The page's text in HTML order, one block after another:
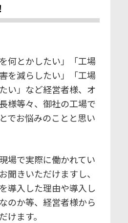
何とかしたい」「工場
を減らしたい」「工場
い」など経営者様、オ
様等々、御社の工場で
でお悩みのことと思い
場で実際に働かれてい
聞きいただけますし、
導入した理由や導入し
のか等、経営者様から
けます。